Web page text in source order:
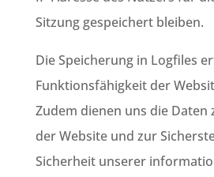
Sitzung gespeichert bleiben.
Die Speicherung in Logfiles
Funktionsfähigkeit der
Zudem dienen uns die
der Website und zur
Sicherheit unserer